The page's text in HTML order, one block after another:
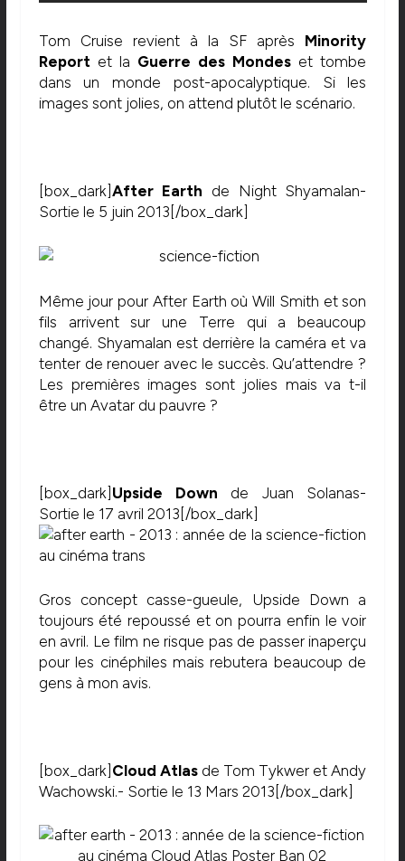
Tom Cruise revient à la SF après Minority
Reportet la Guerre des Mondes et tombe
dans un monde post-apocalyptique. Si les
images sont jolies, on attend plutôt le scénario.
[box_dark] After Earth de Night Shyamalan-
Sortie le 5 juin 2013[/box_dark]
Même jour pour After Earth où Will Smith et son
fils arrivent sur une Terre qui a beaucoup
changé. Shyamalan est derrière la caméra et va
tenter de renouer avec le succès. Qu’attendre ?
Les premières images sont jolies mais va t-il
être un Avatar du pauvre ?
[box_dark] Upside Down de Juan Solanas-
Sortie le 17 avril 2013[/box_dark]
Gros concept casse-gueule, Upside Down a
toujours été repoussé et on pourra enfin le voir
en avril. Le film ne risque pas de passer inaperçu
pour les cinéphiles mais rebutera beaucoup de
gens à mon avis.
[box_dark] Cloud Atlasde Tom Tykwer et Andy
Wachowski.- Sortie le 13 Mars 2013[/box_dark]